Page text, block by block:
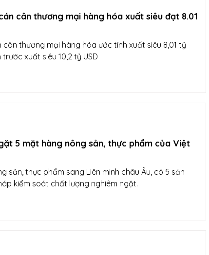
cân thương mại hàng hóa xuất siêu đạt 8.01
thương mại hàng hóa ước tính xuất siêu 8,01 tỷ
xuất siêu 10,2 tỷ USD
5 mặt hàng nông sản, thực phẩm của Việt
sản, thực phẩm sang Liên minh châu Âu, có 5 sản
kiểm soát chất lượng nghiêm ngặt.